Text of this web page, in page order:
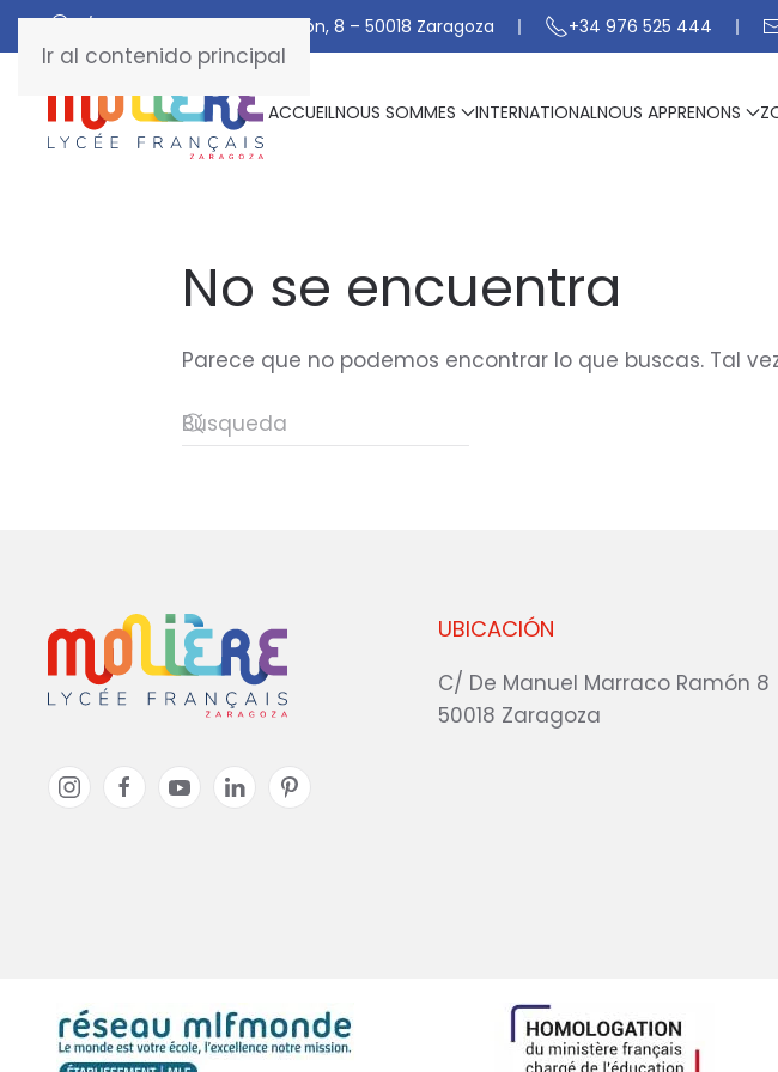
Ir al contenido principal
C/ De Manuel Marraco Ramón, 8 – 50018 Zaragoza +34 976 525 444
ACCUEILNOUS SOMMES INTERNATIONALNOUS APPRENONS
No se encuentra
Parece que no podemos encontrar lo que buscas. Tal
UBICACIÓN
C/ De Manuel Marraco Ramón 8
50018 Zaragoza